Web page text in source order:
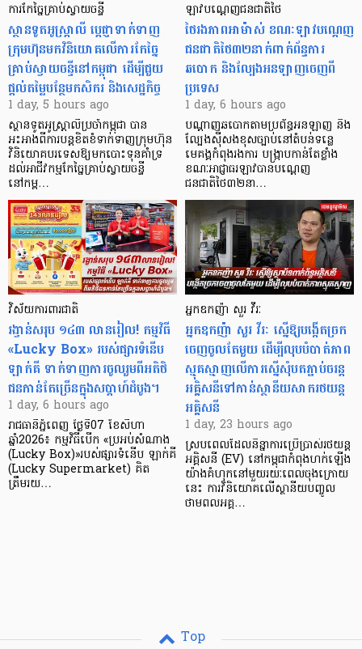
ការកែច្នៃគ្រាប់ស្វាយចន្ទី
ស្ថានទូតអូស្ត្រាលី ប្តេជ្ញាទាក់ទាញ
ក្រុមហ៊ុនមក​វិនិយោគលើការកែច្នៃ
គ្រាប់ស្វាយចន្ទីនៅកម្ពុជា ដើម្បីជួយ
ផ្តល់តម្លៃបន្ថែមកសិករ និងសេដ្ឋកិច្ច
1 day, 5 hours ago
ស្ថានទូតអូស្ត្រាលីប្រចាំកម្ពុជា បាន
អះអាងពីការបន្តខិតខំទាក់ទាញក្រុមហ៊ុន
វិនិយោគបរទេសឱ្យមកបោះទុនគាំទ្រ
ដល់អាជីវកម្មកែច្នៃគ្រាប់ស្វាយចន្ទី
នៅកម្ព…
ឡាវបណ្តេញជនជាតិថៃ
ថៃរងភាពអាម៉ាស់ ខណៈឡាវបណ្តេញ
ជនជាតិថៃ៣២នាក់ពាក់ព័ន្ធការ
ឆបោក និងល្បែងអនឡាញចេញពី
ប្រទេស
1 day, 6 hours ago
បណ្តាញឆបោកតាមប្រព័ន្ធអនឡាញ និង
ល្បែងស៊ីសងខុសច្បាប់នៅតំបន់ទន្លេ
មេគង្គកំពុងរងការ បង្ក្រាប​កាន់តែខ្លាំង
ខណៈអាជ្ញាធរឡាវបានបណ្តេញ
ជនជាតិថៃ៣២នា…
វិស័យការពារជាតិ
រង្វាន់សរុប ១៤៣ លានរៀល! កម្មវិធី
«Lucky Box» របស់ផ្សារទំនើប
ឡាក់គី ទាក់ទាញការចូលរួមពីអតិថិ
ជនកាន់តែច្រើនក្នុងសប្តាហ៍ដំបូង។
1 day, 6 hours ago
រាជធានីភ្នំពេញ ថ្ងៃទី07 ខែសីហា
ឆ្នាំ2026៖ កម្មវិធីបើក «ប្រអប់សំណាង
(Lucky Box)»របស់ផ្សារទំនើប ឡាក់គី
(Lucky Supermarket) គិត
ត្រឹមរយ…
អ្នកឧកញ៉ា សួរ វីរៈ
អ្នកឧកញ៉ា សួរ វីរៈ ស្នើឱ្យបង្កើតច្រក
ចេញចូលតែមួយ ដើម្បីលុបបំបាត់ភាព
ស្មុគស្មាញលើការស្នើសុំបតភ្ជាប់ចរន្ត
អគ្គិសនីទៅកាន់ស្ថានីយសាករថយន្ត
អគ្គិសនី
1 day, 23 hours ago
ស្របពេលដែលនិន្នាការប្រើប្រាស់រថយន្ត
អគ្គិសនី (EV) នៅកម្ពុជាកំពុងហក់ឡើង
យ៉ាងគំហុកនៅមួយរយៈពេលចុងក្រោយ
នេះ ការវិនិយោគលើស្ថានីយបញ្ចូល
ថាមពលអគ្គ…
Top